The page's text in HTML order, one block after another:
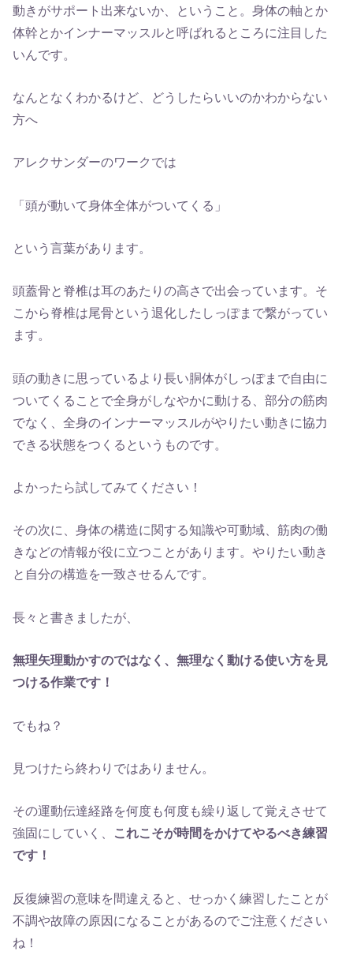
動きがサポート出来ないか、ということ。身体の軸とか
体幹とかインナーマッスルと呼ばれるところに注目した
いんです。
なんとなくわかるけど、どうしたらいいのかわからない
方へ
アレクサンダーのワークでは
「頭が動いて身体全体がついてくる」
という言葉があります。
頭蓋骨と脊椎は耳のあたりの高さで出会っています。そ
こから脊椎は尾骨という退化したしっぽまで繋がってい
ます。
頭の動きに思っているより長い胴体がしっぽまで自由に
ついてくることで全身がしなやかに動ける、部分の筋肉
でなく、全身のインナーマッスルがやりたい動きに協力
できる状態をつくるというものです。
よかったら試してみてください！
その次に、身体の構造に関する知識や可動域、筋肉の働
きなどの情報が役に立つことがあります。やりたい動き
と自分の構造を一致させるんです。
長々と書きましたが、
無理矢理動かすのではなく、無理なく動ける使い方を見
つける作業です！
でもね？
見つけたら終わりではありません。
その運動伝達経路を何度も何度も繰り返して覚えさせて
強固にしていく、 これこそが時間をかけてやるべき練習
です！
反復練習の意味を間違えると、せっかく練習したことが
不調や故障の原因になることがあるのでご注意ください
ね！